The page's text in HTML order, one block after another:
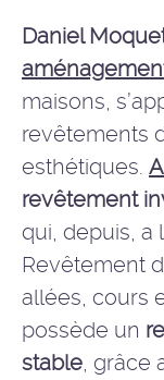
Daniel
maisons,
revêtements
esthétiques.
revêtement
qui, depuis, a
Revêtement
allées, cours
possède un
stable, grâce